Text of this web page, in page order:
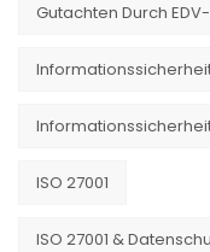
Gutachten Durch
ISO 27001
ISO 27001 &